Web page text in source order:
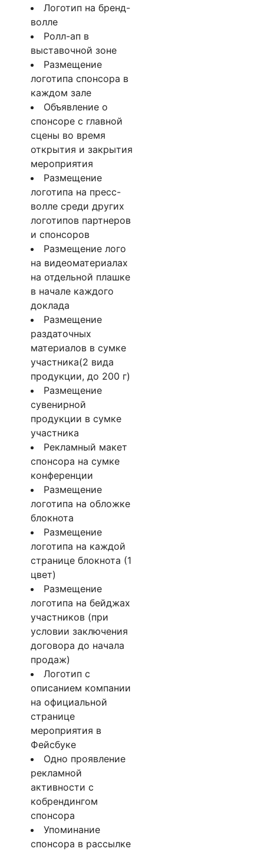
Логотип на бренд-
волле
Ролл-ап в
выставочной зоне
Размещение
логотипа спонсора в
каждом зале
Объявление о
спонсоре с главной
сцены во время
открытия и закрытия
мероприятия
Размещение
логотипа на пресс-
волле среди других
логотипов партнеров
и спонсоров
Размещение лого
на видеоматериалах
на отдельной плашке
в начале каждого
доклада
Размещение
раздаточных
материалов в сумке
участника(2 вида
продукции, до 200 г)
Размещение
сувенирной
продукции в сумке
участника
Рекламный макет
спонсора на сумке
конференции
Размещение
логотипа на обложке
блокнота
Размещение
логотипа на каждой
странице блокнота (1
цвет)
Размещение
логотипа на бейджах
участников (при
условии заключения
договора до начала
продаж)
Логотип с
описанием компании
на официальной
странице
мероприятия в
Фейсбуке
Одно проявление
рекламной
активности с
кобрендингом
спонсора
Упоминание
спонсора в рассылке